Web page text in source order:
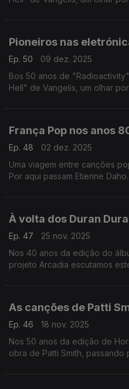
Pioneiros nas
Ep. 50
09 dez. 2025
Bos 50 anos de
Hell" de Vangelis, um olhar
França Pop nos anos
Ep. 48
02 dez. 2025
Uma viagem entre canções
Por aqui passam Etienne
À volta dos Duran
Ep. 47
25 nov. 2025
Nos 40 anos da edição do
projeto Arcadia escutamos
As canções de Patti
Ep. 46
18 nov. 2025
Nos 50 anos da edição de
obra de Patti Smith,